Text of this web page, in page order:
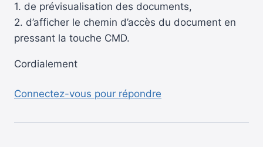
1. de prévisualisation des documents,
2. d’afficher le chemin d’accès du document en
pressant la touche CMD.
Cordialement
Connectez-vous pour répondre